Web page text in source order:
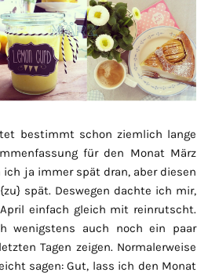
bestimmt schon ziemlich lange
für den Monat März
ich ja immer spät dran, aber diesen
spät. Deswegen dachte ich mir,
einfach gleich mit reinrutscht.
wenigstens auch noch ein paar
Tagen zeigen. Normalerweise
sagen: Gut, lass ich den Monat